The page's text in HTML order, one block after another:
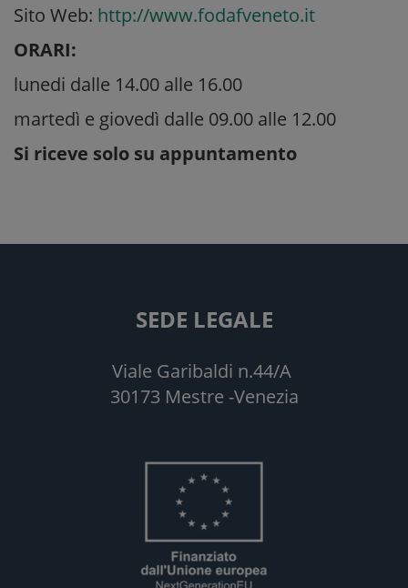
Sito Web: http://www.fodafveneto.it
ORARI:
lunedi dalle 14.00 alle 16.00
martedì e giovedì dalle 09.00 alle 12.00
Si riceve solo su appuntamento
SEDE LEGALE
Viale Garibaldi n.44/A
30173 Mestre -Venezia